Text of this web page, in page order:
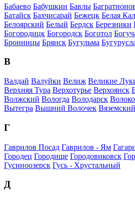
Бабаево Бабушкин Бавлы
Батайск Бахчисарай Бежецк Белая
Белоярский Белый Бердск Березники
Богородицк Богородск Боготол
Бронницы Брянск Бугульма
В
Валдай Валуйки Велиж Великие
Верхняя Тура Верхотурье Верхоянск
Волжский Вологда Володарск
Вытегра Вышний Волочек Вяземский
Г
Гаврилов Посад Гаврилов - Ям
Городец Городище Городовиковск
Гусиноозерск Гусь - Хрустальный
Д